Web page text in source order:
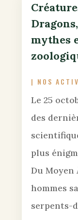
mythes
| NOS
Le 25
des
plus
Du Moyen
hommes
serpents-